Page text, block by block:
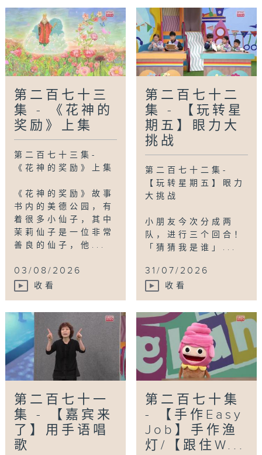
第二百七十三
集 - 《花神的
奖励》上集
第二百七十三集-
《花神的奖励》上集
《花神的奖励》故事
书内的美德公园，有
着很多小仙子，其中
茉莉仙子是一位非常
善良的仙子，他...
03/08/2026
收看
第二百七十二
集 - 【玩转星
期五】眼力大
挑战
第二百七十二集-
【玩转星期五】眼力
大挑战
小朋友今次分成两
队，进行三个回合！
「猜猜我是谁」...
31/07/2026
收看
第二百七十一
集 - 【嘉宾来
了】用手语唱
歌
第二百七十集
- 【手作Easy
Job】手作渔
灯/【跟住W...